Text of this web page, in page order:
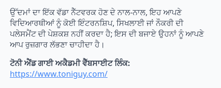
ਉੱਦਮਾਂ ਦਾ ਇੱਕ ਵੱਡਾ ਨੈੱਟਵਰਕ ਹੋਣ ਦੇ ਨਾਲ-ਨਾਲ, ਇਹ ਆਪਣੇ
ਵਿਦਿਆਰਥੀਆਂ ਨੂੰ ਕੋਈ ਇੰਟਰਨਸ਼ਿਪ, ਸਿਖਲਾਈ ਜਾਂ ਨੌਕਰੀ ਦੀ
ਪਲੇਸਮੈਂਟ ਦੀ ਪੇਸ਼ਕਸ਼ ਨਹੀਂ ਕਰਦਾ ਹੈ; ਇਸ ਦੀ ਬਜਾਏ ਉਹਨਾਂ ਨੂੰ ਆਪਣੇ
ਆਪ ਰੁਜ਼ਗਾਰ ਲੱਭਣਾ ਚਾਹੀਦਾ ਹੈ।
ਟੋਨੀ ਐਂਡ ਗਾਈ ਅਕੈਡਮੀ ਵੈੱਬਸਾਈਟ ਲਿੰਕ:
https://www.toniguy.com/